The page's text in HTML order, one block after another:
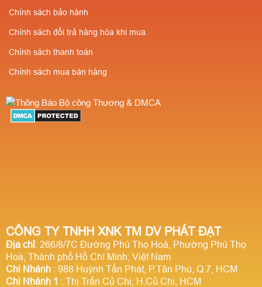
CÔNG TY TNHH XNK TM DV PHÁT ĐẠT
Địa chỉ: 266/8/7C Đường Phú Thọ Hoà, Phường Phú Thọ
Hoà, Thành phố Hồ Chí Minh, Việt Nam
Chi Nhánh : 988 Huỳnh Tấn Phát, P.Tân Phú, Q.7, HCM
Chi Nhánh 1 : Thị Trấn Củ Chi, H.Củ Chi, HCM
Chính sách bảo hành
Chính sách đổi trả hàng hóa khi mua
Chính sách thanh toán
Chính sách mua bán hàng